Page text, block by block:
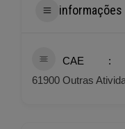
informações
CAE
61900 Outras